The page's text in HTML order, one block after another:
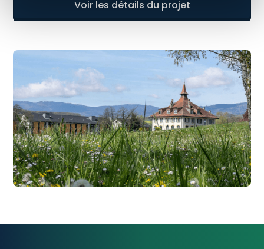
Voir les détails du projet